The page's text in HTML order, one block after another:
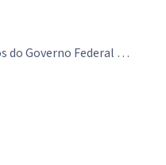
do Governo Federal …